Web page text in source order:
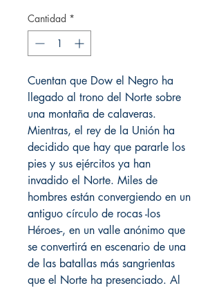
Cantidad *
Cuentan que Dow el Negro ha
llegado al trono del Norte sobre
una montaña de calaveras.
Mientras, el rey de la Unión ha
decidido que hay que pararle los
pies y sus ejércitos ya han
invadido el Norte. Miles de
hombres están convergiendo en un
antiguo círculo de rocas -los
Héroes-, en un valle anónimo que
se convertirá en escenario de una
de las batallas más sangrientas
que el Norte ha presenciado. Al